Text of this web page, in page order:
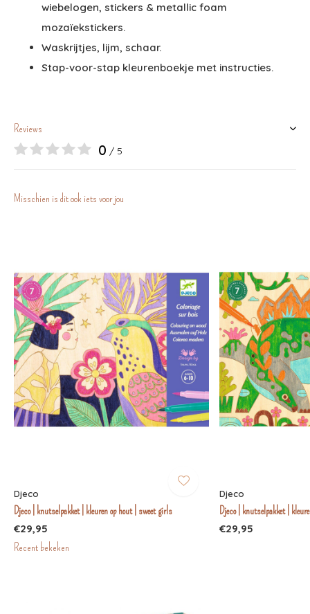
wiebelogen, stickers & metallic foam
mozaïekstickers.
Waskrijtjes, lijm, schaar.
Stap-voor-stap kleurenboekje met instructies.
Reviews
0 / 5
Misschien is dit ook iets voor jou
Djeco
Djeco | knutselpakket | kleuren op hout | sweet girls
€29,95
Djeco
Djeco | knutselpakket |
€29,95
Recent bekeken